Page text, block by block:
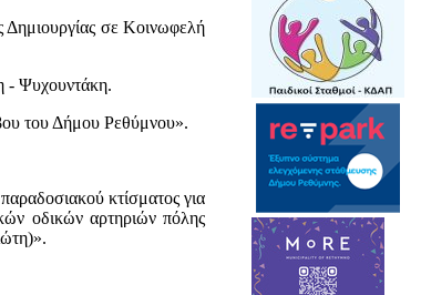
σε Κοινωφελή
- Ψυχουντάκη.
του Δήμου Ρεθύμνου».
κτίσματος για
οδικών αρτηριών πόλης